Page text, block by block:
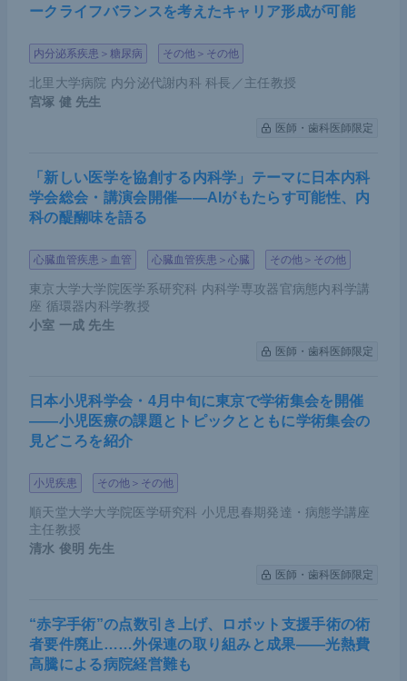
ークライフバランスを考えたキャリア形成が可能
内分泌系疾患＞糖尿病 その他＞その他
北里大学病院 内分泌代謝内科 科長／主任教授
宮塚 健 先生
医師・歯科医師限定
「新しい医学を協創する内科学」テーマに日本内科
学会総会・講演会開催――AIがもたらす可能性、内
科の醍醐味を語る
心臓血管疾患＞血管 心臓血管疾患＞心臓 その他＞その他
東京大学大学院医学系研究科 内科学専攻器官病態内科学講
座 循環器内科学教授
小室 一成 先生
医師・歯科医師限定
日本小児科学会・4月中旬に東京で学術集会を開催
――小児医療の課題とトピックとともに学術集会の
見どころを紹介
小児疾患 その他＞その他
順天堂大学大学院医学研究科 小児思春期発達・病態学講座
主任教授
清水 俊明 先生
医師・歯科医師限定
“赤字手術”の点数引き上げ、ロボット支援手術の術
者要件廃止……外保連の取り組みと成果――光熱費
高騰による病院経営難も